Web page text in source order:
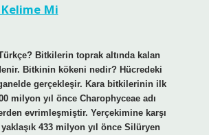
Mi
Bitkilerin toprak altında kalan
Bitkinin kökeni nedir? Hücredeki
gerçekleşir. Kara bitkilerinin ilk
milyon yıl önce Charophyceae adı
evrimleşmiştir. Yerçekimine karşı
433 milyon yıl önce Silüryen